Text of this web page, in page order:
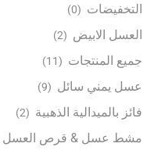
التخفيضات (0)
العسل الابيض (2)
جميع المنتجات (11)
عسل يمني سائل (9)
فائز بالميدالية الذهبية (2)
مشط عسل & قرص العسل